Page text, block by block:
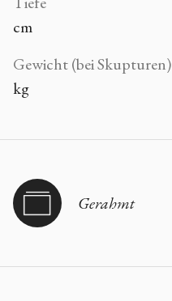
cm
Gewicht (bei Skupturen)
kg
Gerahmt